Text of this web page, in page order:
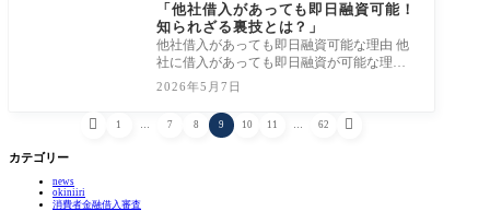
「他社借入があっても即日融資可能！
知られざる裏技とは？」
他社借入があっても即日融資可能な理由 他
社に借入があっても即日融資が可能な理由
は、現代の金融システムが柔軟に進化して
2026年5月7日
 1 7 8 9 10 11 62 
カテゴリー
news
okiniiri
消費者金融借入審査